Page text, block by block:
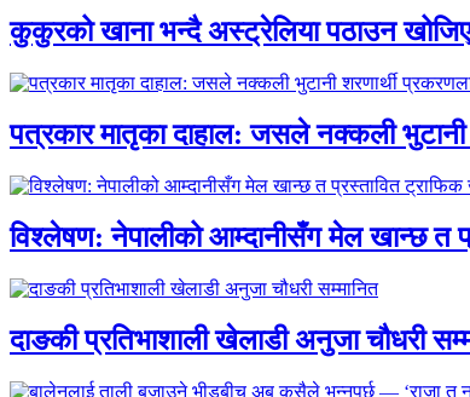
कुकुरको खाना भन्दै अस्ट्रेलिया पठाउन
पत्रकार मातृका दाहाल: जसले नक्कली भुटानी
विश्लेषण: नेपालीको आम्दानीसँग मेल खान्छ त
दाङकी प्रतिभाशाली खेलाडी अनुजा चौधरी